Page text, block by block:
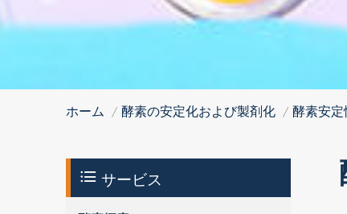
ホーム 酵素の安定化および製剤化 酵素安定
サービス